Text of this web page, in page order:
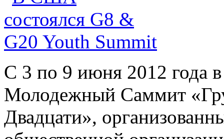
С 3 по 9 июня 2012
Молодежный Саммит
Двадцати»,